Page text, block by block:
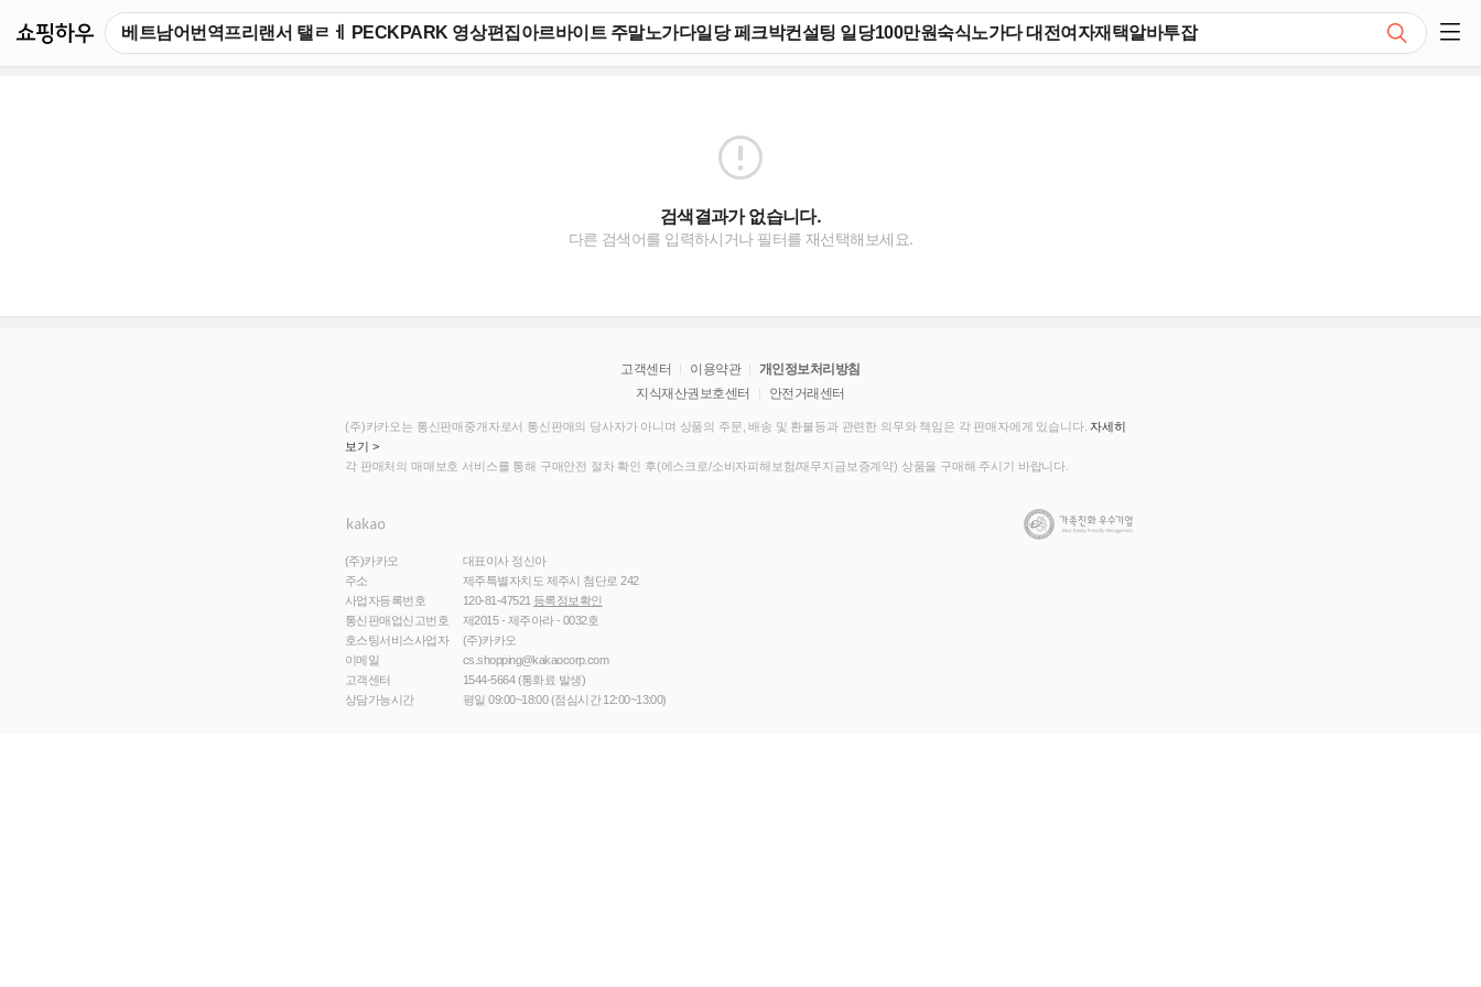
검색결과가 없습니다.
다른 검색어를 입력하시거나 필터를 재선택해보세요.
고객센터 이용약관
개인정보처리방침
지식재산권보호센터
안전거래센터
(주)카카오는 통신판매중개자로서 통신판매의 당사자가 아니며 상품의 주문, 배송 및 환불등과 관련한 의무와 책임은 각 판매자에게 있습니다. 자세히
보기 >
각 판매처의 매매보호 서비스를 통해 구매안전 절차 확인 후(에스크로/소비자피해보험/재무지금보증계약) 상품을 구매해 주시기 바랍니다.
(주)카카오
대표이사 정신아
주소
제주특별자치도 제주시 첨단로 242
사업자등록번호
120-81-47521 등록정보확인
통신판매업신고번호
제2015 - 제주아라 - 0032호
호스팅서비스사업자
(주)카카오
이메일
cs.shopping@kakaocorp.com
고객센터
1544-5664(통화료 발생)
상담가능시간
평일 09:00~18:00 (점심시간 12:00~13:00)